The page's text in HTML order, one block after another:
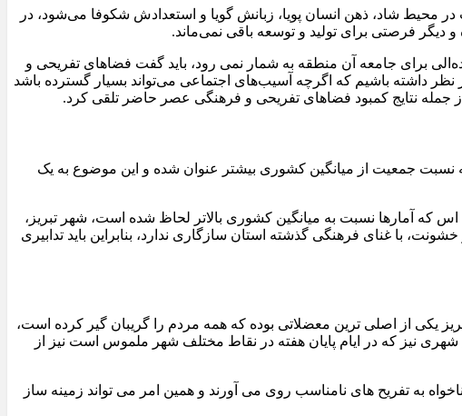
محیط شاد، ذهن انسان پویا، زبانش گویا و استعدادش شکوفا می‌شود، در
فرصتی برای تولید و توسعه باقی نمی‌ماند.
برای جامعه آن منطقه به شمار نمی رود، باید گفت فضاهای تفریحی و
داشته باشیم که اگرچه آسیب‌های اجتماعی می‌تواند بسیار گسترده باشد
جمله نتایج کمبود فضاهای تفریحی و فرهنگی عصر حاضر تلقی کرد.
جمعیت از میانگین کشوری بیشتر عنوان شده و این موضوع به یک
که آمارها نسبت به میانگین کشوری بالاتر لحاظ شده است، شهر تبریز،
با غنای فرهنگی گذشته‌ استان سازگاری ندارد، بنابراین باید تدابیری
یکی از اصلی ترین معضلاتی بوده که همه مردم را گریبان گیر کرده است،
شهری نیز که در ایام پایان هفته در نقاط مختلف شهر ملموس است نیز از
به تفریح های نامناسب روی می آورند و همین امر می تواند زمینه ساز